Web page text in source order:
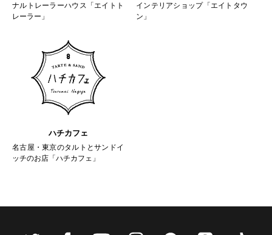
ナルトレーラーハウス「エイトト
レーラー」
インテリアショップ「エイトタウ
ン」
ハチカフェ
名古屋・東京のタルトとサンドイ
ッチのお店「ハチカフェ」